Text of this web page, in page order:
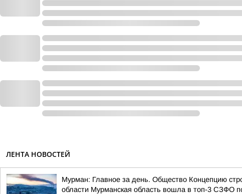
ЛЕНТА НОВОСТЕЙ
Мурман: Главное за день. Общество Концепцию
области Мурманская область вошла в топ-3 СЗФО